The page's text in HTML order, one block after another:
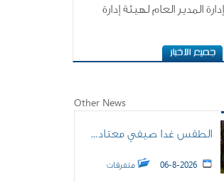
المدير العام لهيئة إدارة
Other News
الطقس غدا صيفي معتاد...
06-8-2026 متفرقات